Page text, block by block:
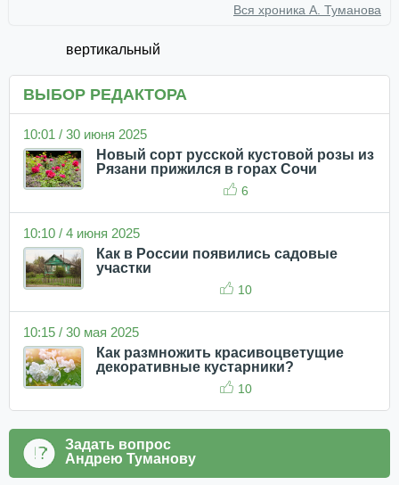
Вся хроника А. Туманова
вертикальный
ВЫБОР РЕДАКТОРА
10:01 / 30 июня 2025
Новый сорт русской кустовой розы из
Рязани прижился в горах Сочи
6
10:10 / 4 июня 2025
Как в России появились садовые
участки
10
10:15 / 30 мая 2025
Как размножить красивоцветущие
декоративные кустарники?
10
Задать вопрос
Андрею Туманову